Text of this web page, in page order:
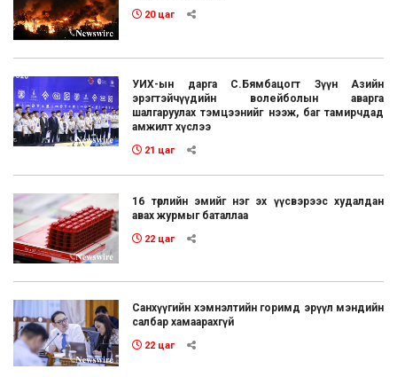
20 цаг
УИХ-ын дарга С.Бямбацогт Зүүн Азийн
эрэгтэйчүүдийн волейболын аварга
шалгаруулах тэмцээнийг нээж, баг тамирчдад
амжилт хүслээ
21 цаг
16 төрлийн эмийг нэг эх үүсвэрээс худалдан
авах журмыг баталлаа
22 цаг
Санхүүгийн хэмнэлтийн горимд эрүүл мэндийн
салбар хамаарахгүй
22 цаг